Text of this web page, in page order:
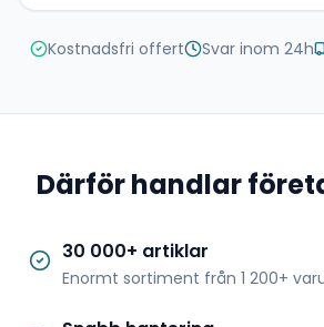
Kostnadsfri offert Svar inom 24h
Därför handlar
30 000+ artiklar
Enormt sortiment från 1 200+